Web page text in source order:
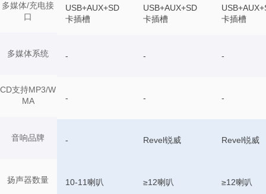
多媒体/充电接
口
多媒体系统
CD支持MP3/W
MA
音响品牌
扬声器数量
USB+AUX+SD
卡插槽
USB+AUX+SD
卡插槽
卡插槽
- - -
- - -
- Revel锐威 Revel锐威
10-11喇叭 ≥12喇叭 ≥12喇叭